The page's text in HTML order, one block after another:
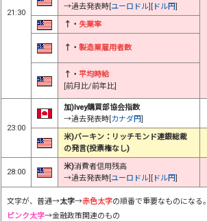
21:30
→過去発表時[ユーロドル][ ドル円]
↑・ 失業率
↑・ 製造業雇用者数
↑・ 平均時給
[前月比/前年比]
23:00
加)Ivey購買部協会指数
→過去発表時[カナダ円]
米)バーキン：リッチモンド連銀総裁
の発言(投票権なし)
28:00
米)消費者信用残高
→過去発表時[ユーロドル][ ドル円]
文字が、普通→太字→赤色太字の順番で重要なものになる。
ピンク太字→金融政策関連のもの